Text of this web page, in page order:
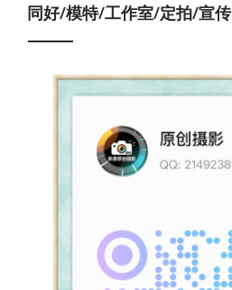
同好/模特/工作室/定拍/宣传